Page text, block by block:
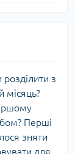
розділити з
місяць?
Перші
зняти
для